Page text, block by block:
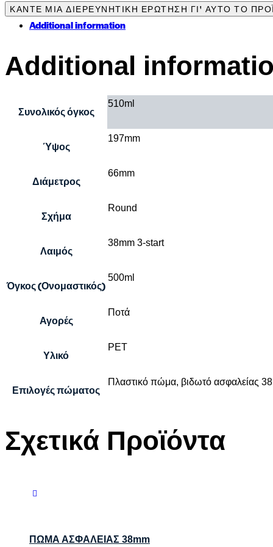
Additional information
Additional
Συνολικός όγκος
510ml
Ύψος
197mm
Διάμετρος
66mm
Σχήμα
Round
Λαιμός
38mm 3-start
Όγκος (Ονομαστικός)
500ml
Αγορές
Ποτά
Υλικό
PET
Επιλογές πώματος
Πλαστικό πώμα, βιδωτό ασφαλείας
Σχετικά Προϊόντα
ΠΩΜΑ ΑΣΦΑΛΕΙΑΣ 38mm